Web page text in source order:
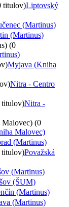
titulov)Liptovský
(Martinus)
(Martinus)
(0
Myjava (Kniha
Nitra - Centro
titulov)Nitra -
(0
Malovec)
(Martinus)
titulov)Považská
(Martinus)
(ŠUM)
(Martinus)
(Martinus)